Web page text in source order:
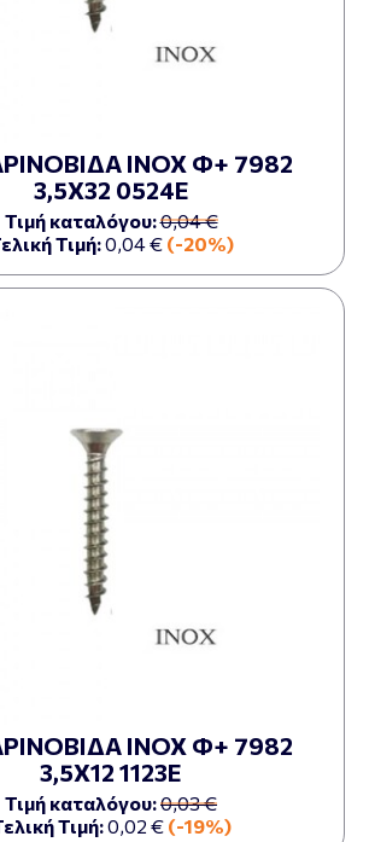
ΙΝΟΧ Φ+ 7982
3,5Χ32 0524Ε
Τιμή καταλόγου:0,04 €
Τιμή:0,04 € (-20%)
ΙΝΟΧ Φ+ 7982
3,5Χ12 1123Ε
Τιμή καταλόγου:0,03 €
Τιμή:0,02 € (-19%)